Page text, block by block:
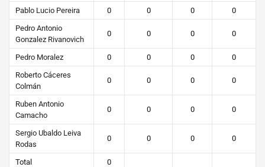
Pablo Lucio Pereira 0 0 0
0
Pedro Antonio
Gonzalez Rivanovich
0 0 0 0
Pedro Moralez 0 0 0
0
Roberto Cáceres
Colmán
0 0 0 0
Ruben Antonio
Camacho
0 0 0 0
Sergio Ubaldo Leiva
Rodas
0 0 0 0
Total 0